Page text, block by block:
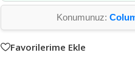
Konumunuz:
Favorilerime Ekle